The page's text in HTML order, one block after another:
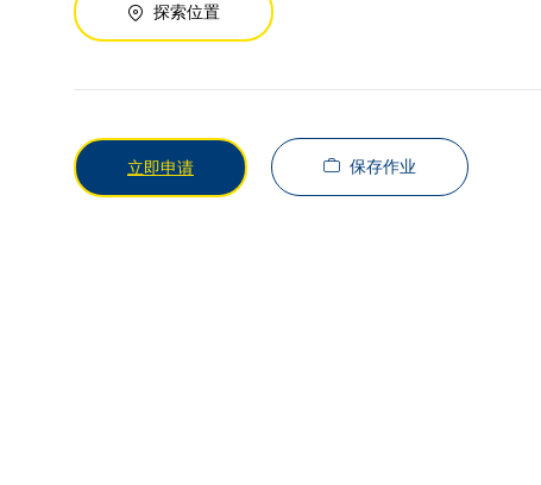
探索位置
立即申请 保存作业